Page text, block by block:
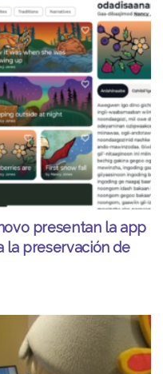
presentan la app
la preservación de